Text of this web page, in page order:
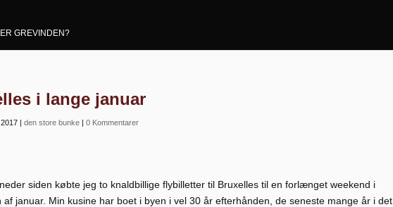
GREVINDEN?
i lange januar
| den store bunke | 0 Kommentarer
siden købte jeg to knaldbillige flybilletter til Bruxelles til en forlænget weekend i
af januar. Min kusine har boet i byen i vel 30 år efterhånden, de seneste mange år i det